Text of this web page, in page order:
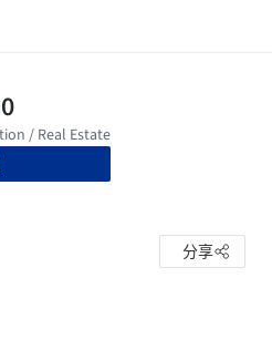
分享